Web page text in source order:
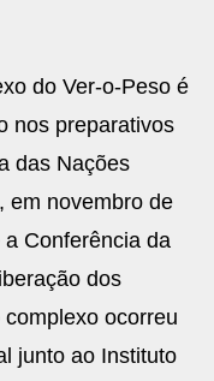
do Ver-o-Peso é
nos preparativos
das Nações
em novembro de
Conferência da
dos
ocorreu
junto ao Instituto